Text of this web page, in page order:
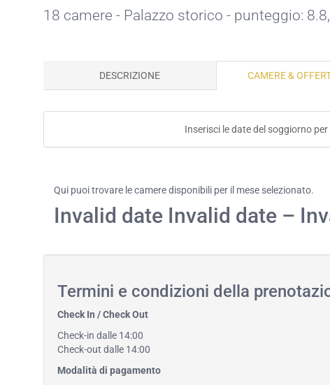
18 camere - Palazzo storico - punteggio:
DESCRIZIONE CAMERE &
Inserisci le date del soggiorno
Qui puoi trovare le camere disponibili per il mese selezionato.
Invalid date Invalid date –
Termini e condizioni della
Check In / Check Out
Check-in dalle 14:00
Check-out dalle 14:00
Modalità di pagamento